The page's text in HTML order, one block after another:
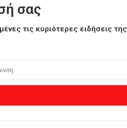
σας
τις κυριότερες ειδήσεις της